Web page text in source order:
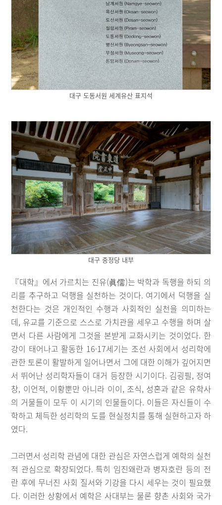
대구 도동서원 세계유산 표지석
대구 중정당 내부
『대학』에서 가르치는 진유(眞儒)는 박학과 독행을 하되 의
리를 추구하고 덕행을 실천하는 것이다. 여기에서 덕행을 실
천한다는 것은 개인적인 수행과 사회적인 실천을 의미하는
데, 유교를 기준으로 스스로 가치관을 세우고 수행을 하며 살
면서 다른 사람에게 그것을 본받게 교화시키는 것이었다. 한
강이 태어나고 활동한 16·17세기는 조선 사회에서 성리학에
관한 토론이 활발하게 일어나면서 그에 대한 이해가 깊어지면
서 뛰어난 성리학자들이 대거 등장한 시기이다. 김굉필, 정여
창, 이언적, 이황뿐만 아니라 이이, 조식, 성혼과 같은 유학사
의 거물들이 모두 이 시기의 인물들이다. 이들은 자신들이 수
학하고 체득한 성리학의 도를 현실정치를 통해 실현하고자 하
였다.
그러면서 성리학 관념에 대한 관심은 자연스럽게 예학의 실천
적 관심으로 확장되었다. 특히 임진왜란과 병자호란 등의 전
란 후에 무너진 사회 질서와 기강을 다시 세우는 것이 필요했
다. 이러한 상황에서 예학은 사대부는 물론 향촌 사회와 국가